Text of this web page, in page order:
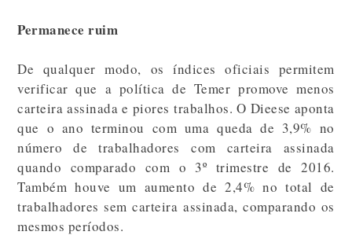
Permanece ruim
De qualquer modo, os índices oficiais permitem
verificar que a política de Temer promove menos
carteira assinada e piores trabalhos. O Dieese aponta
que o ano terminou com uma queda de 3,9% no
número de trabalhadores com carteira assinada
quando comparado com o 3º trimestre de 2016.
Também houve um aumento de 2,4% no total de
trabalhadores sem carteira assinada, comparando os
mesmos períodos.